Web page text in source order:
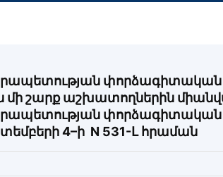
փորձագիտական
մի շարք աշխատողներին
փորձագիտական
4–ի N 531-Լ հրաման